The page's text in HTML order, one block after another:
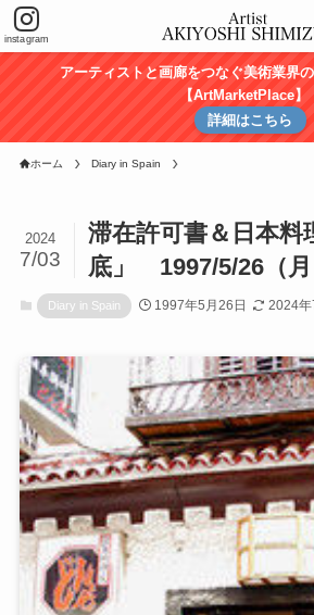
instagram
アーティストと画廊をつなぐ美術業界
【ArtMarketPlace】
詳細はこちら
ホーム Diary in Spain
滞在許可書＆日本料
底」 1997/5/26（
2024
7/03
Diary in Spain 1997年5月26日 2024年